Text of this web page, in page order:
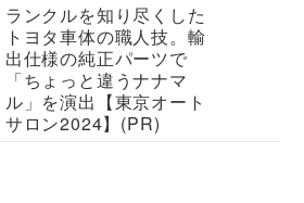
ランクルを知り尽くした
トヨタ車体の職人技。輸
出仕様の純正パーツで
「ちょっと違うナナマ
ル」を演出【東京オート
サロン2024】(PR)